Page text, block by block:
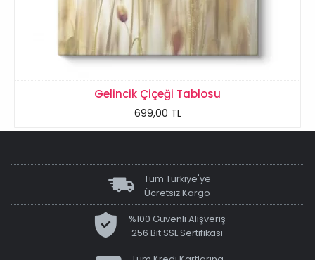
Gelincik Çiçeği Tablosu
699,00 TL
Tüm Türkiye'ye
Ücretsiz Kargo
%100 Güvenli Alışveriş
256 Bit SSL Sertifikası